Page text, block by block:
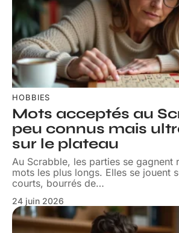
HOBBIES
Mots acceptés au
peu connus mais
sur le plateau
Au Scrabble, les parties se gagnent
mots les plus longs. Elles se jouent
courts, bourrés de…
24 juin 2026